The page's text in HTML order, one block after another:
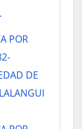
POR
DE